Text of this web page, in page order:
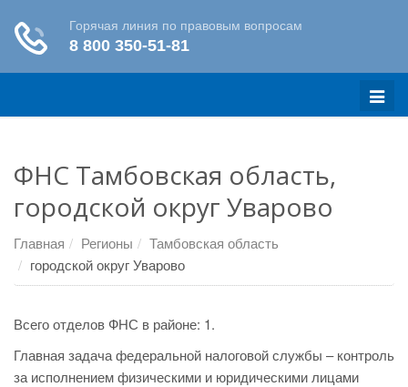
Меню
ФНС Тамбовская область,
городской округ Уварово
Главная Регионы
Тамбовская область
городской округ Уварово
Всего отделов ФНС в районе: 1.
Главная задача федеральной налоговой службы – контроль
за исполнением физическими и юридическими лицами